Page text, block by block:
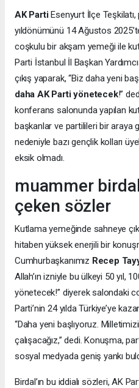
AK PartiEsenyurt İlçe Teşkilatı,
yıldönümünü 14 Ağustos
coşkulu bir akşam yemeği ile
Parti İstanbul İl Başkan
çıkış yaparak, “Biz daha yeni
daha AK Parti yönetecek!”
konferans salonunda yapılan
başkanlar ve partilileri bir araya
nedeniyle bazı gençlik kolları
eksik olmadı.
muammer
çeken sözler
Kutlama yemeğinde sahneye
hitaben yüksek enerjili bir
Cumhurbaşkanımız Recep
Allah’ın izniyle bu ülkeyi 50 yıl,
yönetecek!” diyerek salondaki
Parti’nin 24 yılda Türkiye’ye
“Daha yeni başlıyoruz.
çalışacağız,” dedi. Konuşma,
sosyal medyada geniş yankı
Birdal’ın bu iddialı sözleri, AK